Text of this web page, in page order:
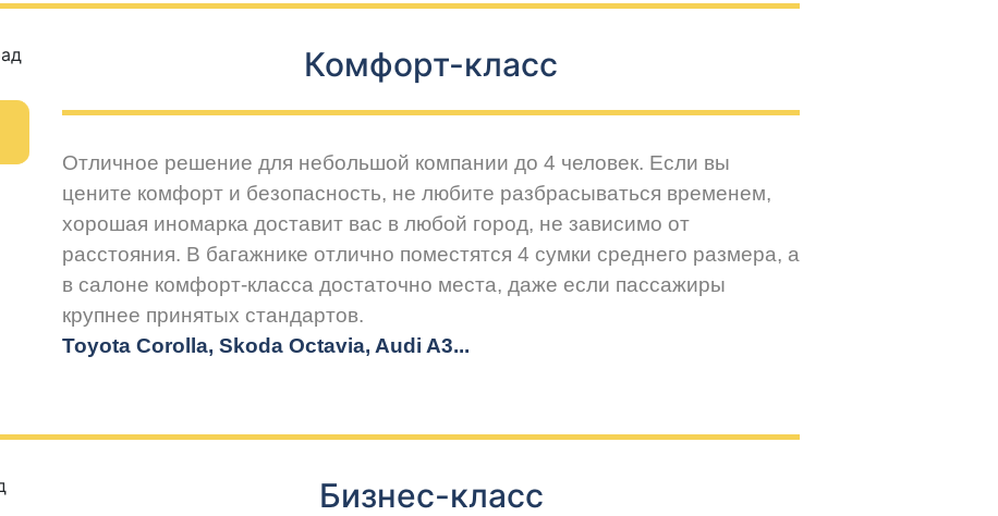
Комфорт-класс
Отличное решение для небольшой компании до 4 человек. Если вы
цените комфорт и безопасность, не любите разбрасываться временем,
хорошая иномарка доставит вас в любой город, не зависимо от
расстояния. В багажнике отлично поместятся 4 сумки среднего размера, а
в салоне комфорт-класса достаточно места, даже если пассажиры
крупнее принятых стандартов.
Toyota Corolla, Skoda Octavia, Audi A3...
Бизнес-класс